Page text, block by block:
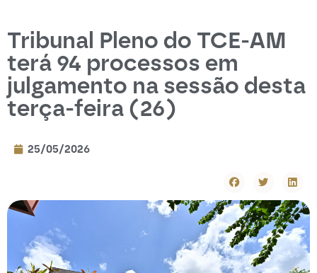
Tribunal Pleno do TCE-AM
terá 94 processos em
julgamento na sessão desta
terça-feira (26)
25/05/2026